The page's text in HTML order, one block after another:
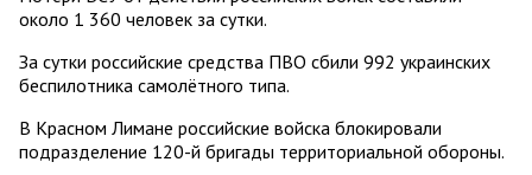
около 1 360 человек за сутки.
За сутки российские средства ПВО сбили 992 украинских
беспилотника самолётного типа.
В Красном Лимане российские войска блокировали
подразделение 120-й бригады территориальной обороны.